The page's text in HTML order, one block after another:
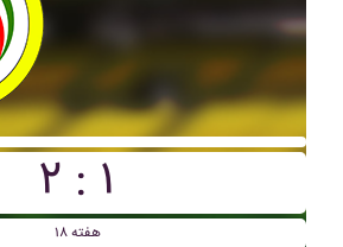
۲ : ۱
هفته ۱۸